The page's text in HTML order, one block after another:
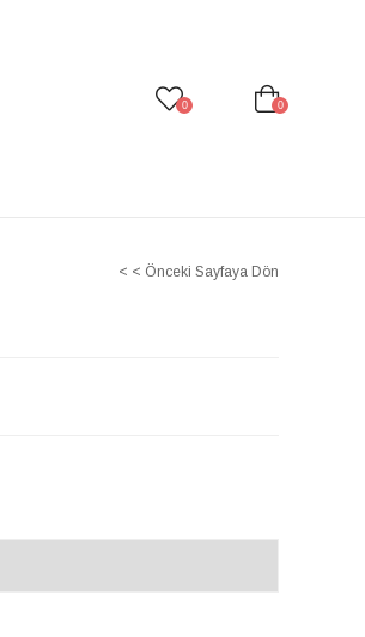
0 0
< < Önceki Sayfaya Dön